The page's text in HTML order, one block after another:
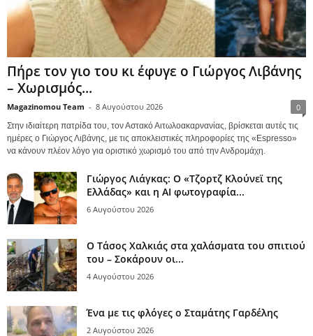
Πήρε τον γιο του κι έφυγε ο Γιώργος Λιβάνης
– Χωρισμός...
Magazinomou Team - 8 Αυγούστου 2026 0
Στην ιδιαίτερη πατρίδα του, τον Αστακό Αιτωλοακαρνανίας, βρίσκεται αυτές τις
ημέρες ο Γιώργος Λιβάνης, με τις αποκλειστικές πληροφορίες της «Espresso»
να κάνουν πλέον λόγο για οριστικό χωρισμό του από την Ανδρομάχη.
Γιώργος Λιάγκας: Ο «Τζορτζ Κλούνεϊ της
Ελλάδας» και η AI φωτογραφία...
6 Αυγούστου 2026
Ο Τάσος Χαλκιάς στα χαλάσματα του σπιτιού
του – Σοκάρουν οι...
4 Αυγούστου 2026
Ένα με τις φλόγες ο Σταμάτης Γαρδέλης
2 Αυγούστου 2026